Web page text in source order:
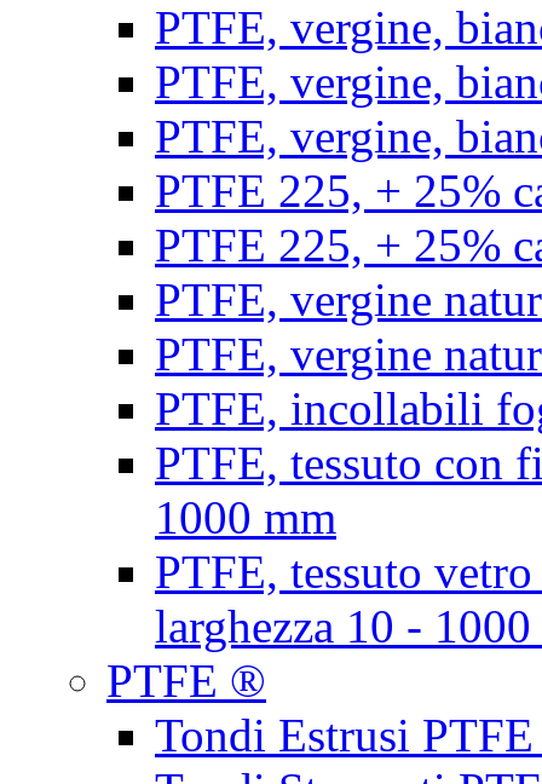
PTFE, vergine,
PTFE, vergine,
PTFE, vergine,
PTFE 225, + 25%
PTFE 225, + 25%
PTFE, vergine
PTFE, vergine
PTFE, incollabili
PTFE, tessuto con
1000 mm
PTFE, tessuto
larghezza 10 -
PTFE ®
Tondi Estrusi